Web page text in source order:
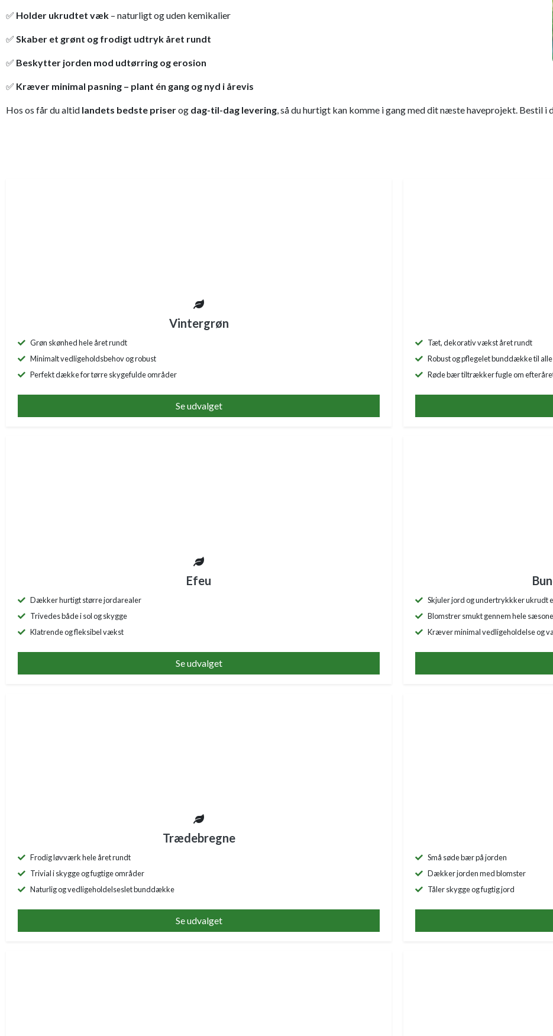
✅ Holder ukrudtet væk – naturligt og uden kemikalier
✅ Skaber et grønt og frodigt udtryk året rundt
✅ Beskytter jorden mod udtørring og erosion
✅ Kræver minimal pasning – plant én gang og nyd i årevis
Hos os får du altid landets bedste priserog dag-til-dag levering, så du hurtigt kan komme i gang med dit næste haveprojekt. Bestil i
Vintergrøn
Grøn skønhed hele året rundt
Minimalt vedligeholdsbehov og robust
Perfekt dække for tørre skygefulde områder
Se udvalget
Tæt, dekorativ vækst året rundt
Robust og pflegelet bunddække til alle
Røde bær tiltrækker fugle om
Efeu
Dækker hurtigt større jordarealer
Trivedes både i sol og skygge
Klatrende og fleksibel vækst
Se udvalget
Skjuler jord og undertrykkker ukrudt
Blomstrer smukt gennem hele
Kræver minimal vedligeholdelse og
Trædebregne
Frodig løvværk hele året rundt
Trivial i skygge og fugtige områder
Naturlig og vedligeholdelseslet bunddække
Se udvalget
Små søde bær på jorden
Dækker jorden med blomster
Tåler skygge og fugtig jord